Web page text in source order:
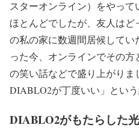
スターオンライン）をやっ
ほとんどでしたが、友人は
の私の家に数週間居候してい
った今、オンラインでその
の笑い話などで盛り上がりま
DIABLO2が丁度いい」という
DIABLO2がもたらした